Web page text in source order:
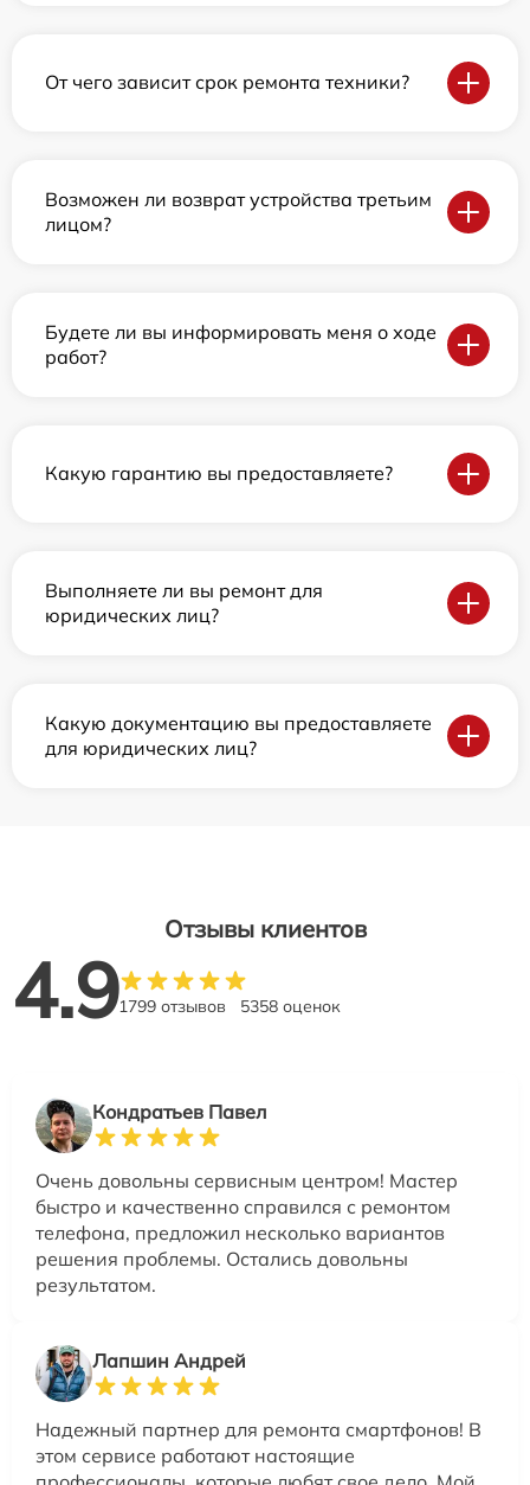
От чего зависит срок ремонта техники?
Возможен ли возврат устройства третьим
лицом?
Будете ли вы информировать меня о ходе
работ?
Какую гарантию вы предоставляете?
Выполняете ли вы ремонт для
юридических лиц?
Какую документацию вы предоставляете
для юридических лиц?
Отзывы клиентов
4.91799 отзывов 5358 оценок
Кондратьев Павел
Очень довольны сервисным центром! Мастер
быстро и качественно справился с ремонтом
телефона, предложил несколько вариантов
решения проблемы. Остались довольны
результатом.
Лапшин Андрей
Надежный партнер для ремонта смартфонов! В
этом сервисе работают настоящие